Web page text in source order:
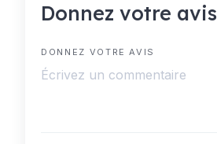
Donnez votre avis
DONNEZ VOTRE AVIS